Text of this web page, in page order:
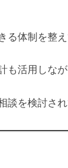
る体制を整え
も活用しな
談を検討さ